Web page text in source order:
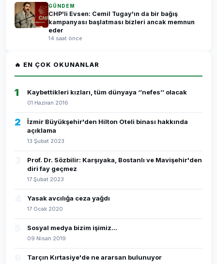
GÜNDEM
CHP'li Evsen: Cemil Tugay'ın da bir bağış
kampanyası başlatması bizleri ancak memnun
eder
14 saat önce
🔥 EN ÇOK OKUNANLAR
1 Kaybettikleri kızları, tüm dünyaya ‘’nefes’’ olacak
01 Haziran 2016
2
İzmir Büyükşehir'den Hilton Oteli binası hakkında
açıklama
13 Şubat 2023
Prof. Dr. Sözbilir: Karşıyaka, Bostanlı ve Mavişehir'den
diri fay geçmez
17 Şubat 2023
Yasak avcılığa ceza yağdı
17 Ocak 2020
Sosyal medya bizim işimiz...
09 Nisan 2019
Tarçın Kırtasiye'de ne ararsan bulunuyor